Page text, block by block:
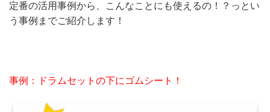
定番の活用事例から、こんなことにも使えるの！？っとい
う事例までご紹介します！
事例：ドラムセットの下にゴムシート！